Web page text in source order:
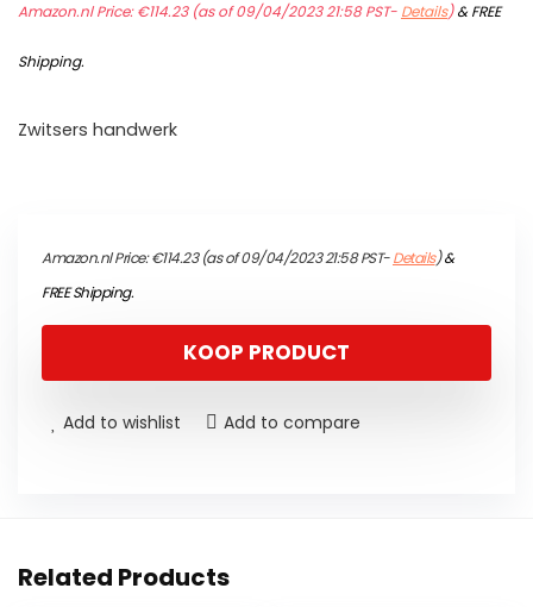
Amazon.nl Price:€114.23(as of 09/04/2023 21:58 PST- Details)&FREE
Shipping.
Zwitsers handwerk
Amazon.nl Price:€114.23(as of 09/04/2023 21:58 PST-Details)&
FREE Shipping.
KOOP PRODUCT
Add to wishlist Add to compare
Related Products